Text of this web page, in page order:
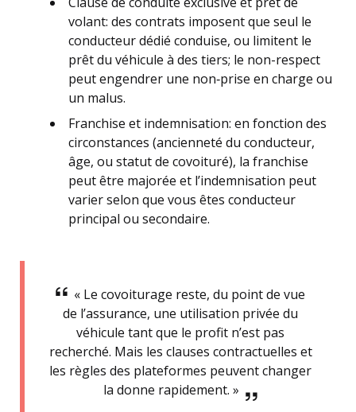
volant: des contrats imposent que seul le
conducteur dédié conduise, ou limitent le
prêt du véhicule à des tiers; le non-respect
peut engendrer une non‑prise en charge ou
un malus.
Franchise et indemnisation: en fonction des
circonstances (ancienneté du conducteur,
âge, ou statut de covoituré), la franchise
peut être majorée et l’indemnisation peut
varier selon que vous êtes conducteur
principal ou secondaire.
« Le covoiturage reste, du point de vue
de l’assurance, une utilisation privée du
véhicule tant que le profit n’est pas
recherché. Mais les clauses contractuelles et
les règles des plateformes peuvent changer
la donne rapidement. »